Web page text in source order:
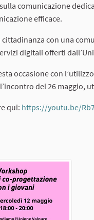
comunicazione
efficace.
con una
digitali offerti
occasione con
del 26 maggio,
qui: https://youtu.be/